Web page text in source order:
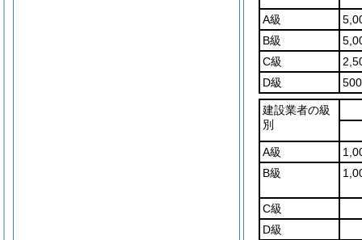
A級
B級
C級
D級
建設業者の級
別
A級
B級
C級
D級